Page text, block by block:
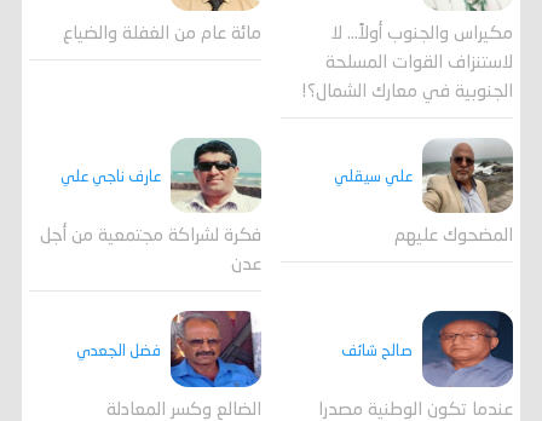
مكيراس والجنوب أولاً... لا
لاستنزاف القوات المسلحة
الجنوبية في معارك الشمال؟!
مائة عام من الغفلة والضياع
علي سيقلي
المضحوك عليهم
عارف ناجي علي
فكرة لشراكة مجتمعية من أجل
عدن
صالح شائف
عندما تكون الوطنية مصدرا
فضل الجعدي
الضالع وكسر المعادلة